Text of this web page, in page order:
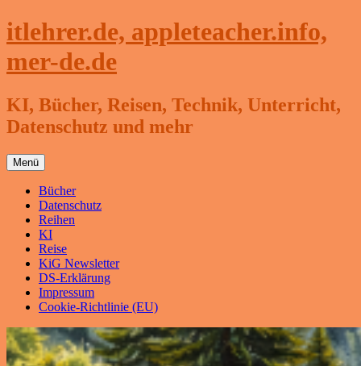
Zum
Inhalt
itlehrer.de, appleteacher.info,
mer-de.de
KI, Bücher, Reisen, Technik, Unterricht,
Datenschutz und mehr
Menü
Bücher
Datenschutz
Reihen
KI
Reise
KiG Newsletter
DS-Erklärung
Impressum
Cookie-Richtlinie (EU)